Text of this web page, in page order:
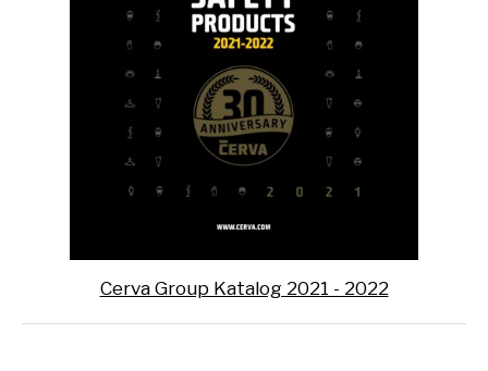
Cerva Group Katalog 2021 - 2022